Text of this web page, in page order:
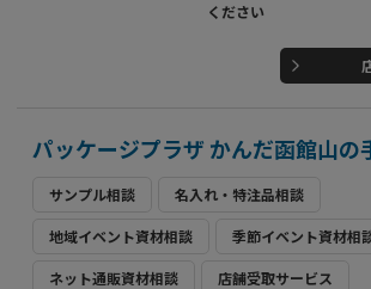
ください
パッケージプラザ かんだ函館山の
サンプル相談 名入れ・特注品相談
地域イベント資材相談 季節イベント資材相
ネット通販資材相談 店舗受取サービス